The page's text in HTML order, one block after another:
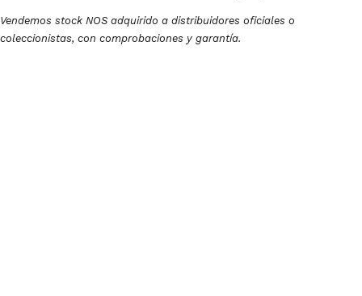
Vendemos stock NOS adquirido a distribuidores oficiales o
coleccionistas, con comprobaciones y garantía.